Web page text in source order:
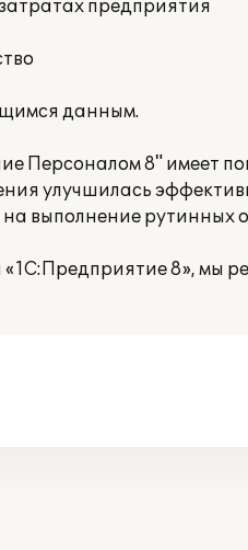
предприятия
данным.
Персоналом 8" имеет
улучшилась
выполнение рутинных
8», мы